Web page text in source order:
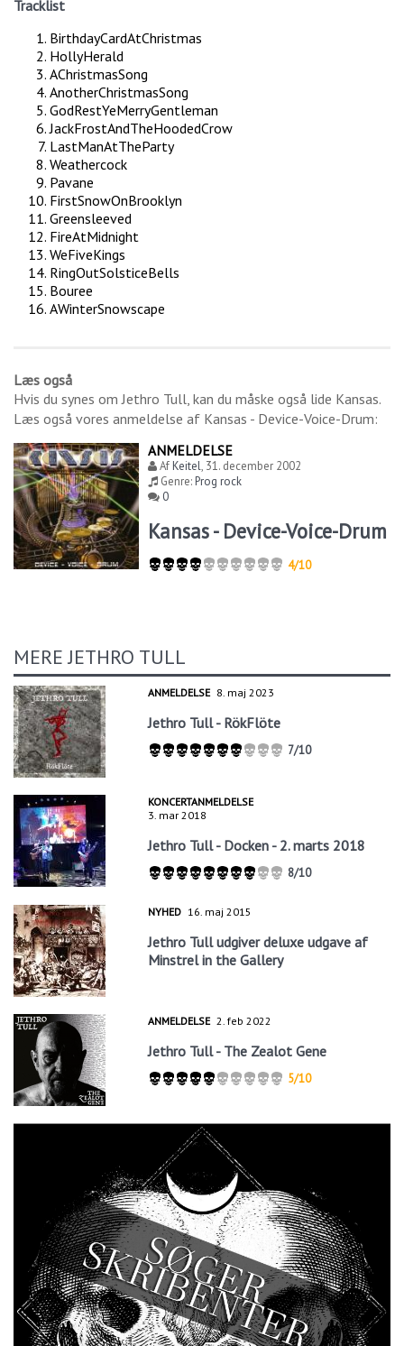
Tracklist
BirthdayCardAtChristmas
HollyHerald
AChristmasSong
AnotherChristmasSong
GodRestYeMerryGentleman
JackFrostAndTheHoodedCrow
LastManAtTheParty
Weathercock
Pavane
FirstSnowOnBrooklyn
Greensleeved
FireAtMidnight
WeFiveKings
RingOutSolsticeBells
Bouree
AWinterSnowscape
Læs også
Hvis du synes omJethro Tull, kan du måske også lide Kansas.
Læs også vores anmeldelse af Kansas - Device-Voice-Drum:
ANMELDELSE
AfKeitel, 31. december 2002
Genre:Prog rock
0
Kansas - Device-Voice-Drum
4/10
MERE JETHRO TULL
ANMELDELSE 8. maj 2023
Jethro Tull - RökFlöte
7/10
KONCERTANMELDELSE
3. mar 2018
Jethro Tull - Docken - 2. marts 2018
8/10
NYHED 16. maj 2015
Jethro Tull udgiver deluxe udgave af
Minstrel in the Gallery
ANMELDELSE 2. feb 2022
Jethro Tull - The Zealot Gene
5/10